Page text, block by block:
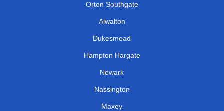
Orton Southgate
Alwalton
Dukesmead
Hampton Hargate
Newark
Nassington
Maxey